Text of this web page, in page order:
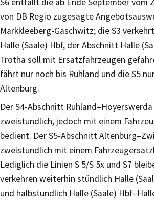
von DB Regio zugesagte
Markkleeberg-Gaschwitz; die S3
Halle (Saale) Hbf, der Abschnitt Halle
Trotha soll mit Ersatzfahrzeugen
fährt nur noch bis Ruhland und die S5
Altenburg.
Der S4-Abschnitt
zweistündlich, jedoch mit einem
bedient. Der S5-Abschnitt
zweistündlich mit einem
Lediglich die Linien S 5/S 5x und S7
verkehren weiterhin stündlich Halle
und halbstündlich Halle (Saale)